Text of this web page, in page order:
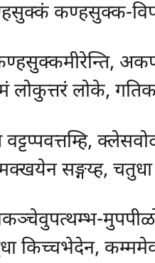
कण्हसुक्क-
लोकुत्तरं लोके,
वट्टप्पवत्तम्हि,
सङ्गय्ह, चतुधा
किच्चभेदेन,